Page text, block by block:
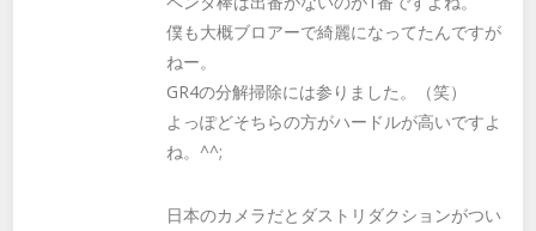
僕も大概ブロアーで綺麗になってたんですが
ねー。
GR4の分解掃除には参りました。（笑）
よっぽどそちらの方がハードルが高いですよ
ね。^^;
日本のカメラだとダストリダクションがつい